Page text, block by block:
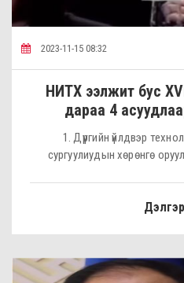
2023-11-15 08:32
НИТХ ээлжит бус
дараа 4
1. Дүүргийн үйлдвэр
сургуулиудын хөрөнгө